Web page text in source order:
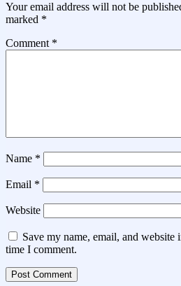
Your email address will not be
marked *
Comment *
Name *
Email *
Website
Save my name, email, and
time I comment.